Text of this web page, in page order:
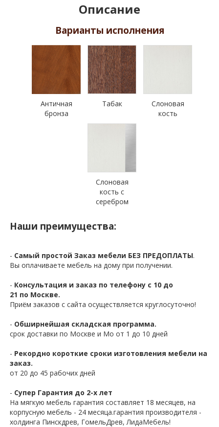
Описание
Варианты исполнения
Античная
бронза
Табак
Слоновая
кость
Слоновая
кость с
серебром
Наши преимущества:
- Самый простой Заказ мебели БЕЗ ПРЕДОПЛАТЫ.
Вы оплачиваете мебель на дому при получении.
- Консультация и заказ по телефону с 10 до
21 по Москве.
Приём заказов с сайта осуществляется круглосуточно!
- Обширнейшая складская программа.
срок доставки по Москве и Мо от 1 до 10 дней
- Рекордно короткие сроки изготовления мебели на
заказ.
от 20 до 45 рабочих дней
- Супер Гарантия до 2-х лет
На мягкую мебель гарантия составляет 18 месяцев, на
корпусную мебель - 24 месяца.гарантия производителя -
холдинга Пинскдрев, ГомельДрев, ЛидаМебель!